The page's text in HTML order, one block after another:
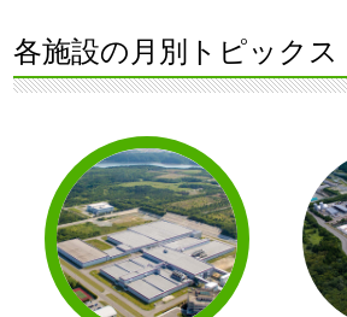
各施設の月別トピックス